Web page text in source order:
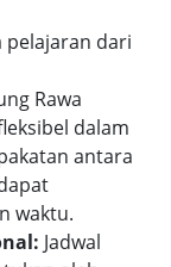
pelajaran dari
Rawa
dalam
antara
waktu.
Jadwal